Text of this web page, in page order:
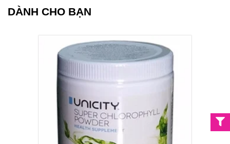
DÀNH CHO BẠN